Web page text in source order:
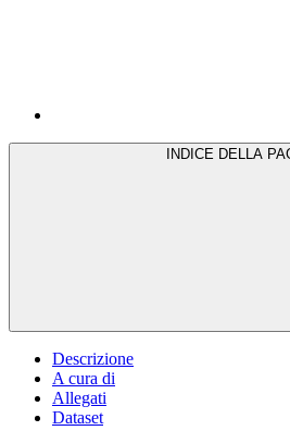
Descrizione
A cura di
Allegati
Dataset